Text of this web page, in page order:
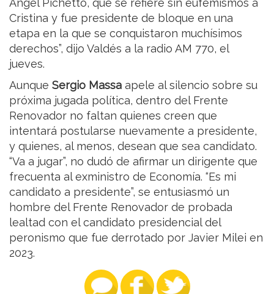
Ángel Pichetto, que se refiere sin eufemismos a
Cristina y fue presidente de bloque en una
etapa en la que se conquistaron muchísimos
derechos”, dijo Valdés a la radio AM 770, el
jueves.
Aunque Sergio Massa apele al silencio sobre su
próxima jugada política, dentro del Frente
Renovador no faltan quienes creen que
intentará postularse nuevamente a presidente,
y quienes, al menos, desean que sea candidato.
“Va a jugar”, no dudó de afirmar un dirigente que
frecuenta al exministro de Economía. “Es mi
candidato a presidente”, se entusiasmó un
hombre del Frente Renovador de probada
lealtad con el candidato presidencial del
peronismo que fue derrotado por Javier Milei en
2023.